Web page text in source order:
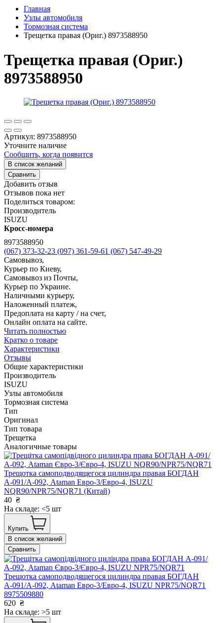
Главная
Узлы автомобиля
Тормозная система
Трещетка правая (Ориг.) 8973588950
Трещетка правая (Ориг.)
8973588950
Артикул: 8973588950
Уточните наличие
Сообщить, когда появится
В список желаний
Сравнить
Добавить отзыв
Отзывов пока нет
Поделиться товаром:
Производитель
ISUZU
Кросс-номера
8973588950
(067) 373-32-23 (097) 361-59-61 (067) 547-49-29
Самовывоз,
Курьер по Киеву,
Самовывоз из Почты,
Курьер по Украине.
Наличными курьеру,
Наложенный платеж,
Предоплата на карту / на счет,
Онлайн оплата на сайте.
Читать полностью
Кратко о товаре
Характеристики
Отзывы
Общие характеристики
Производитель
ISUZU
Узлы автомобиля
Тормозная система
Тип
Оригинал
Тип товара
Трещетка
Аналогичные товары
Трещотка самоподводящегося цилиндра правая БОГДАН
А-091/А-092, Ataman Евро-3/Евро-4, ISUZU
NQR90/NPR75/NQR71 (Китай)
40 ₴
На складе: <5 шт
Купить
В список желаний
Сравнить
Трещотка самоподводящегося цилиндра правая БОГДАН
А-091/А-092, Ataman Евро-3/Евро-4, ISUZU NPR75/NQR71
8975509880
620 ₴
На складе: >5 шт